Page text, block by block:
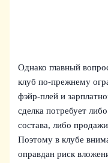
Однако главный
клуб по-прежнему
фэйр-плей и
сделка потребует
состава, либо
Поэтому в клубе
оправдан риск